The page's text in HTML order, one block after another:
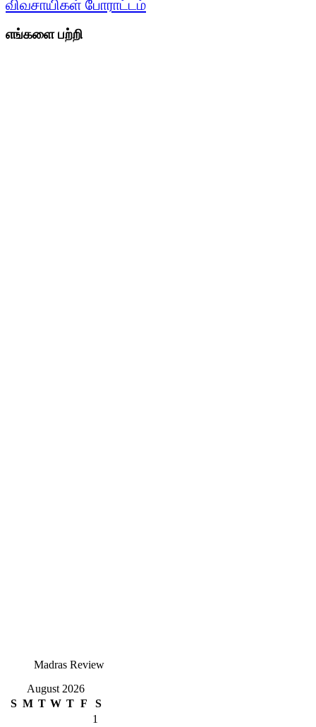
விவசாயிகள் போராட்டம்
எங்களை பற்றி
Madras Review
August 2026
S M T W T F
S
1